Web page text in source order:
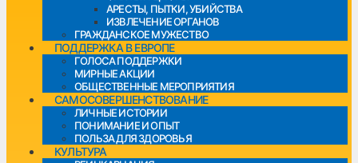
АРЕСТЫ, ПЫТКИ, УБИЙСТВА
ИЗВЛЕЧЕНИЕ ОРГАНОВ
ГРАЖДАНСКОЕ МУЖЕСТВО
ПОДДЕРЖКА В ЕВРОПЕ
ГОЛОСА ПОДДЕРЖКИ
МИРНЫЕ АКЦИИ
ОБЩЕСТВЕННЫЕ МЕРОПРИЯТИЯ
САМОСОВЕРШЕНСТВОВАНИЕ
ЛИЧНЫЕ ИСТОРИИ
ПОНИМАНИЕ И ОПЫТ
ПОЛЬЗА ДЛЯ ЗДОРОВЬЯ
КУЛЬТУРА